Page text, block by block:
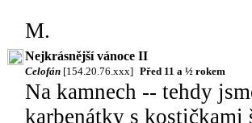
M.
Nejkrásnější vánoce II
Celofán [154.20.76.xxx] Před 11 a ½ rokem
Na kamnech -- tehdy
karbenátky s